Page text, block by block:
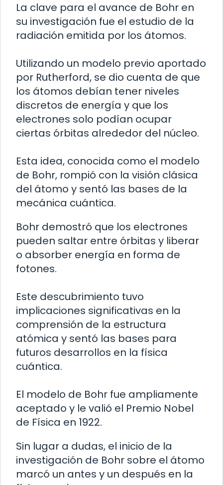
La clave para el avance de Bohr en
su investigación fue el estudio de la
radiación emitida por los átomos.
Utilizando un modelo previo aportado
por Rutherford, se dio cuenta de que
los átomos debían tener niveles
discretos de energía y que los
electrones solo podían ocupar
ciertas órbitas alrededor del núcleo.
Esta idea, conocida como el modelo
de Bohr, rompió con la visión clásica
del átomo y sentó las bases de la
mecánica cuántica.
Bohr demostró que los electrones
pueden saltar entre órbitas y liberar
o absorber energía en forma de
fotones.
Este descubrimiento tuvo
implicaciones significativas en la
comprensión de la estructura
atómica y sentó las bases para
futuros desarrollos en la física
cuántica.
El modelo de Bohr fue ampliamente
aceptado y le valió el Premio Nobel
de Física en 1922.
Sin lugar a dudas, el inicio de la
investigación de Bohr sobre el átomo
marcó un antes y un después en la